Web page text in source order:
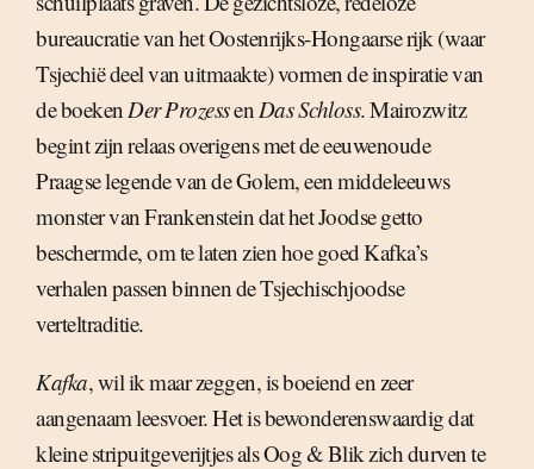
bureaucratie van het Oostenrijks-Hongaarse rijk (waar
Tsjechië deel van uitmaakte) vormen de inspiratie van
de boekenDer ProzessenDas Schloss. Mairozwitz
begint zijn relaas overigens met de eeuwenoude
Praagse legende van de Golem, een middeleeuws
monster van Frankenstein dat het Joodse getto
beschermde, om te laten zien hoe goed Kafka’s
verhalen passen binnen de Tsjechischjoodse
verteltraditie.
Kafka, wil ik maar zeggen, is boeiend en zeer
aangenaam leesvoer. Het is bewonderenswaardig dat
kleine stripuitgeverijtjes als Oog & Blik zich durven te